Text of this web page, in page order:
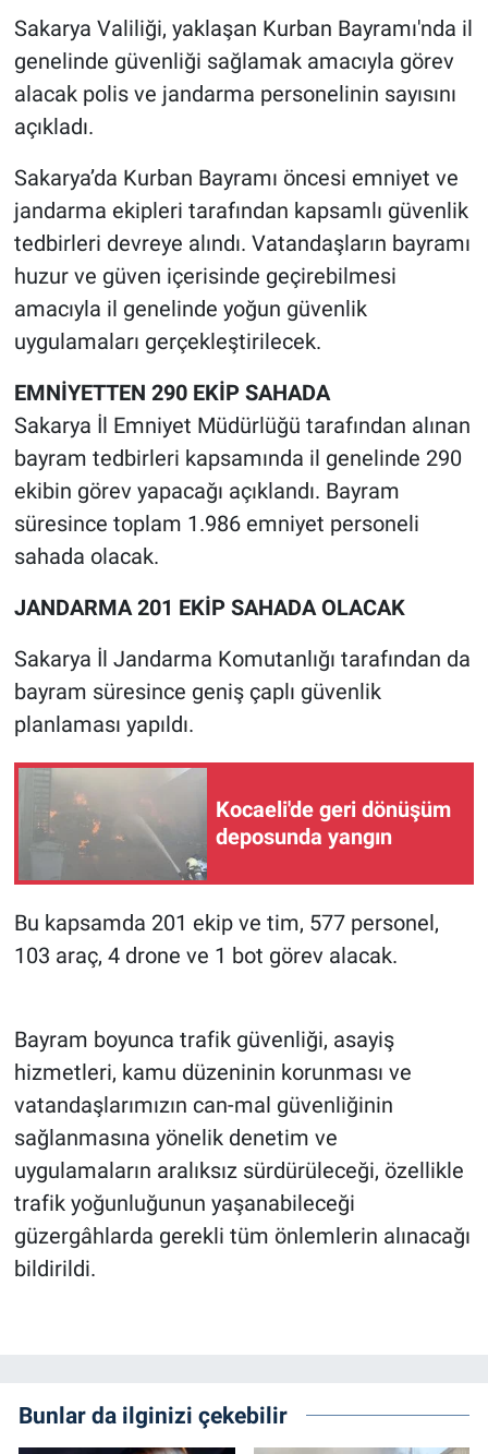
Sakarya Valiliği, yaklaşan Kurban Bayramı'nda il
genelinde güvenliği sağlamak amacıyla görev
alacak polis ve jandarma personelinin sayısını
açıkladı.
Sakarya’da Kurban Bayramı öncesi emniyet ve
jandarma ekipleri tarafından kapsamlı güvenlik
tedbirleri devreye alındı. Vatandaşların bayramı
huzur ve güven içerisinde geçirebilmesi
amacıyla il genelinde yoğun güvenlik
uygulamaları gerçekleştirilecek.
EMNİYETTEN 290 EKİP SAHADA
Sakarya İl Emniyet Müdürlüğü tarafından alınan
bayram tedbirleri kapsamında il genelinde 290
ekibin görev yapacağı açıklandı. Bayram
süresince toplam 1.986 emniyet personeli
sahada olacak.
JANDARMA 201 EKİP SAHADA OLACAK
Sakarya İl Jandarma Komutanlığı tarafından da
bayram süresince geniş çaplı güvenlik
planlaması yapıldı.
Kocaeli'de geri dönüşüm
deposunda yangın
Bu kapsamda 201 ekip ve tim, 577 personel,
103 araç, 4 drone ve 1 bot görev alacak.
Bayram boyunca trafik güvenliği, asayiş
hizmetleri, kamu düzeninin korunması ve
vatandaşlarımızın can-mal güvenliğinin
sağlanmasına yönelik denetim ve
uygulamaların aralıksız sürdürüleceği, özellikle
trafik yoğunluğunun yaşanabileceği
güzergâhlarda gerekli tüm önlemlerin alınacağı
bildirildi.
Bunlar da ilginizi çekebilir